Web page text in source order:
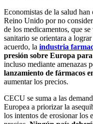
Economistas de la salud
Reino Unido por no
de los medicamentos, que
sanitario se orientara a
acuerdo, la industria
presión sobre Europa
incluso mediante amenazas
lanzamiento de fármacos
aumentar los precios.
CECU se suma a las
Europea a priorizar la
los intentos de erosionar los